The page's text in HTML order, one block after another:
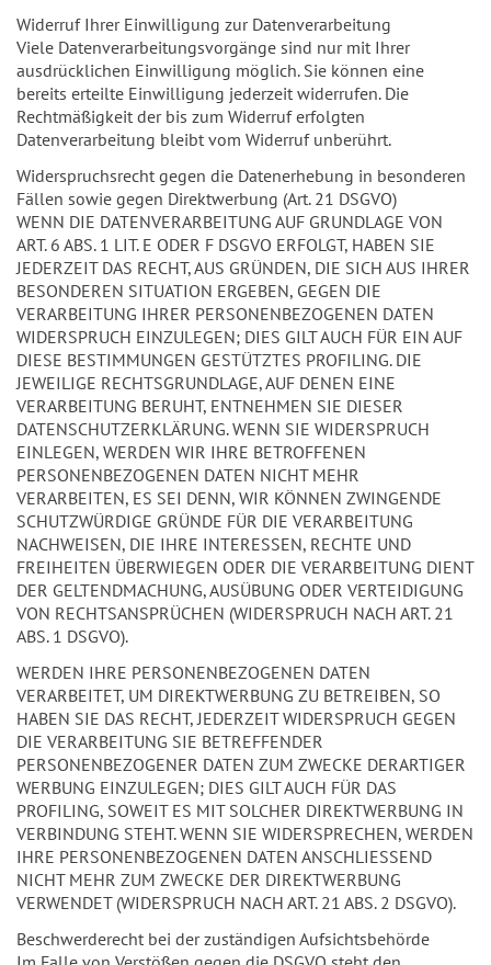
Widerruf Ihrer Einwilligung zur Datenverarbeitung
Viele Datenverarbeitungsvorgänge sind nur mit Ihrer
ausdrücklichen Einwilligung möglich. Sie können eine
bereits erteilte Einwilligung jederzeit widerrufen. Die
Rechtmäßigkeit der bis zum Widerruf erfolgten
Datenverarbeitung bleibt vom Widerruf unberührt.
Widerspruchsrecht gegen die Datenerhebung in besonderen
Fällen sowie gegen Direktwerbung (Art. 21 DSGVO)
WENN DIE DATENVERARBEITUNG AUF GRUNDLAGE VON
ART. 6 ABS. 1 LIT. E ODER F DSGVO ERFOLGT, HABEN SIE
JEDERZEIT DAS RECHT, AUS GRÜNDEN, DIE SICH AUS IHRER
BESONDEREN SITUATION ERGEBEN, GEGEN DIE
VERARBEITUNG IHRER PERSONENBEZOGENEN DATEN
WIDERSPRUCH EINZULEGEN; DIES GILT AUCH FÜR EIN AUF
DIESE BESTIMMUNGEN GESTÜTZTES PROFILING. DIE
JEWEILIGE RECHTSGRUNDLAGE, AUF DENEN EINE
VERARBEITUNG BERUHT, ENTNEHMEN SIE DIESER
DATENSCHUTZERKLÄRUNG. WENN SIE WIDERSPRUCH
EINLEGEN, WERDEN WIR IHRE BETROFFENEN
PERSONENBEZOGENEN DATEN NICHT MEHR
VERARBEITEN, ES SEI DENN, WIR KÖNNEN ZWINGENDE
SCHUTZWÜRDIGE GRÜNDE FÜR DIE VERARBEITUNG
NACHWEISEN, DIE IHRE INTERESSEN, RECHTE UND
FREIHEITEN ÜBERWIEGEN ODER DIE VERARBEITUNG DIENT
DER GELTENDMACHUNG, AUSÜBUNG ODER VERTEIDIGUNG
VON RECHTSANSPRÜCHEN (WIDERSPRUCH NACH ART. 21
ABS. 1 DSGVO).
WERDEN IHRE PERSONENBEZOGENEN DATEN
VERARBEITET, UM DIREKTWERBUNG ZU BETREIBEN, SO
HABEN SIE DAS RECHT, JEDERZEIT WIDERSPRUCH GEGEN
DIE VERARBEITUNG SIE BETREFFENDER
PERSONENBEZOGENER DATEN ZUM ZWECKE DERARTIGER
WERBUNG EINZULEGEN; DIES GILT AUCH FÜR DAS
PROFILING, SOWEIT ES MIT SOLCHER DIREKTWERBUNG IN
VERBINDUNG STEHT. WENN SIE WIDERSPRECHEN, WERDEN
IHRE PERSONENBEZOGENEN DATEN ANSCHLIESSEND
NICHT MEHR ZUM ZWECKE DER DIREKTWERBUNG
VERWENDET (WIDERSPRUCH NACH ART. 21 ABS. 2 DSGVO).
Beschwerderecht bei der zuständigen Aufsichtsbehörde